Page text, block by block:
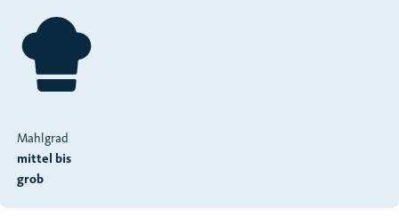
Mahlgrad
mittel bis
grob